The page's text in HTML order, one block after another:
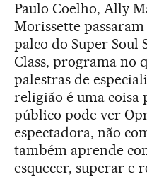
Paulo Coelho, Ally
Morissette
palco do Super Soul
Class, programa no
palestras de
religião é uma coisa
público pode ver
espectadora, não
também aprende
esquecer, superar e